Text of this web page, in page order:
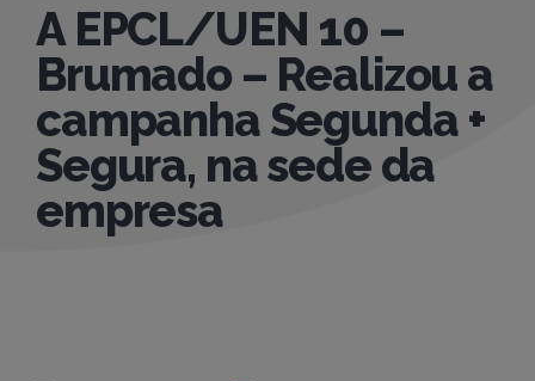
A EPCL/UEN 10 –
Brumado – Realizou a
campanha Segunda +
Segura, na sede da
empresa